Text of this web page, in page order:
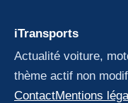
iTransports
Actualité voiture,
thème actif non
ContactMentions